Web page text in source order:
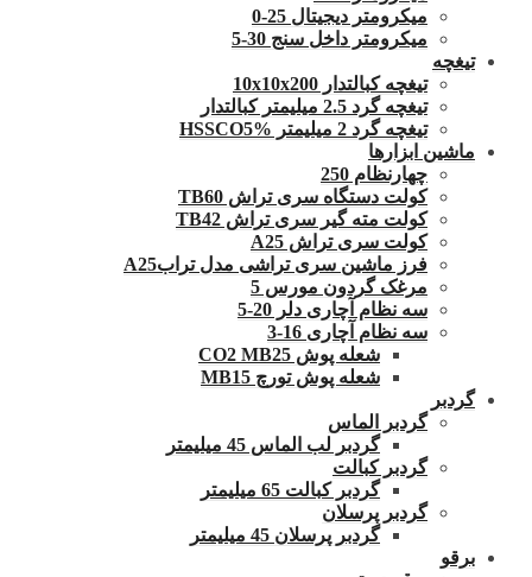
میکرومتر دیجیتال 25-0
میکرومتر داخل سنج 30-5
تیغچه
تیغچه کبالتدار 10x10x200
تیغچه گرد 2.5 میلیمتر کبالتدار
تیغچه گرد 2 میلیمتر HSSCO5%
ماشین ابزارها
چهارنظام 250
کولت دستگاه سری تراش TB60
کولت مته گیر سری تراش TB42
کولت سری تراش A25
فرز ماشین سری تراشی مدل ترابA25
مرغک گردون مورس 5
سه نظام آچاری دلر 20-5
سه نظام آچاری 16-3
شعله پوش CO2 MB25
شعله پوش تورچ MB15
گردبر
گردبر الماس
گردبر لب الماس 45 میلیمتر
گردبر کبالت
گردبر کبالت 65 میلیمتر
گردبر پرسلان
گردبر پرسلان 45 میلیمتر
برقو